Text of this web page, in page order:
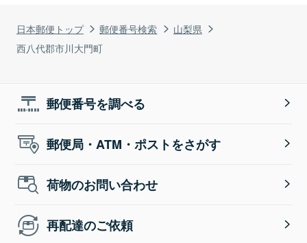
日本郵便トップ 郵便番号検索
山梨県
西八代郡市川大門町
郵便番号を調べる
郵便局・ATM・ポストをさがす
荷物のお問い合わせ
再配達のご依頼